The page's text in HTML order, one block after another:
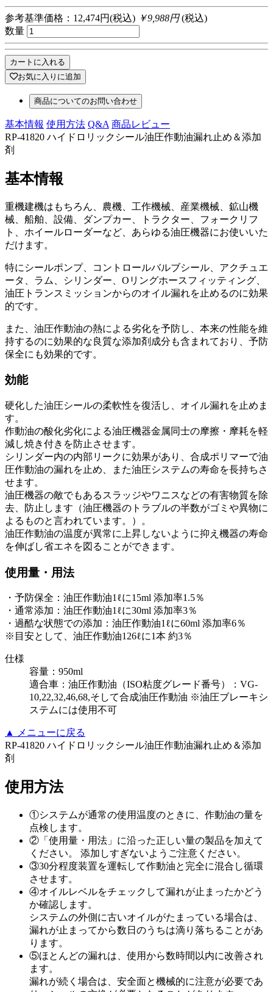
参考基準価格：12,474円(税込) ￥9,988円 (税込)
数量
カートに入れる
お気に入りに追加
商品についてのお問い合わせ
基本情報 使用方法 Q&A 商品レビュー
RP-41820 ハイドロリックシール油圧作動油漏れ止め＆添加
剤
基本情報
重機建機はもちろん、農機、工作機械、産業機械、鉱山機
械、船舶、設備、ダンプカー、トラクター、フォークリフ
ト、ホイールローダーなど、あらゆる油圧機器にお使いいた
だけます。
特にシールポンプ、コントロールバルブシール、アクチュエ
ータ、ラム、シリンダー、Oリングホースフィッティング、
油圧トランスミッションからのオイル漏れを止めるのに効果
的です。
また、油圧作動油の熱による劣化を予防し、本来の性能を維
持するのに効果的な良質な添加剤成分も含まれており、予防
保全にも効果的です。
効能
硬化した油圧シールの柔軟性を復活し、オイル漏れを止めま
す。
作動油の酸化劣化による油圧機器金属同士の摩擦・摩耗を軽
減し焼き付きを防止させます。
シリンダー内の内部リークに効果があり、合成ポリマーで油
圧作動油の漏れを止め、また油圧システムの寿命を長持ちさ
せます。
油圧機器の敵でもあるスラッジやワニスなどの有害物質を除
去、防止します（油圧機器のトラブルの半数がゴミや異物に
よるものと言われています。）。
油圧作動油の温度が異常に上昇しないように抑え機器の寿命
を伸ばし省エネを図ることができます。
使用量・用法
・予防保全：油圧作動油1ℓに15ml 添加率1.5％
・通常添加：油圧作動油1ℓに30ml 添加率3％
・過酷な状態での添加：油圧作動油1ℓに60ml 添加率6％
※目安として、油圧作動油126ℓに1本 約3％
仕様
容量：950ml
適合車：油圧作動油（ISO粘度グレード番号）：VG-
10,22,32,46,68,そして合成油圧作動油 ※油圧ブレーキシ
ステムには使用不可
▲ メニューに戻る
RP-41820 ハイドロリックシール油圧作動油漏れ止め＆添加
剤
使用方法
①システムが通常の使用温度のときに、作動油の量を
点検します。
②「使用量・用法」に沿った正しい量の製品を加えて
ください。 添加しすぎないようご注意ください。
③30分程度装置を運転して作動油と完全に混合し循環
させます。
④オイルレベルをチェックして漏れが止まったかどう
か確認します。
システムの外側に古いオイルがたまっている場合は、
漏れが止まってから数日のうちは滴り落ちることがあ
ります。
⑤ほとんどの漏れは、使用から数時間以内に改善され
ます。
漏れが続く場合は、安全面と機械的に注意が必要であ